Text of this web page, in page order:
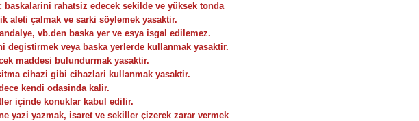
rahatsiz edecek sekilde ve yüksek tonda
aleti çalmak ve sarki söylemek yasaktir.
vb.den baska yer ve esya isgal edilemez.
veya baska yerlerde kullanmak yasaktir.
maddesi bulundurmak yasaktir.
cihazi gibi cihazlari kullanmak yasaktir.
kendi odasinda kalir.
içinde konuklar kabul edilir.
yazi yazmak, isaret ve sekiller çizerek zarar vermek